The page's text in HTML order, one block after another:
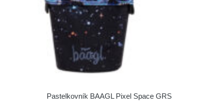
Pastelkovník BAAGL Pixel Space GRS